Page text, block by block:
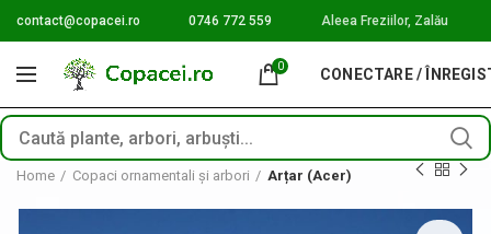
contact@copacei.ro 0746 772 559 Aleea Freziilor, Zalău
0 CONECTARE /
Home Copaci ornamentali și arbori Arțar (Acer)